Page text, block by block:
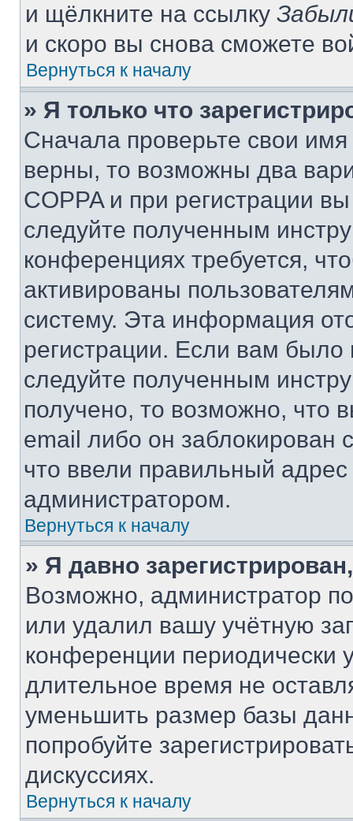
и щёлкните на ссылку
и скоро вы снова сможете
Вернуться к началу
» Я только что
Сначала проверьте свои
верны, то возможны два
COPPA и при регистрации
следуйте полученным
конференциях требуется,
активированы
систему. Эта информация
регистрации. Если вам
следуйте полученным
получено, то возможно, что
email либо он
что ввели правильный адрес
администратором.
Вернуться к началу
» Я давно
Возможно, администратор
или удалил вашу учётную
конференции периодически
длительное время не
уменьшить размер базы
попробуйте
дискуссиях.
Вернуться к началу